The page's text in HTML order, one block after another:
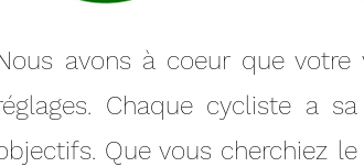
avons à coeur que
Chaque cycliste a
Que vous cherchiez